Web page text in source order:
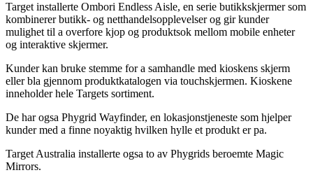
Target installerte Ombori Endless Aisle, en serie butikkskjermer som
kombinerer butikk- og netthandelsopplevelser og gir kunder
mulighet til a overfore kjop og produktsok mellom mobile enheter
og interaktive skjermer.
Kunder kan bruke stemme for a samhandle med kioskens skjerm
eller bla gjennom produktkatalogen via touchskjermen. Kioskene
inneholder hele Targets sortiment.
De har ogsa Phygrid Wayfinder, en lokasjonstjeneste som hjelper
kunder med a finne noyaktig hvilken hylle et produkt er pa.
Target Australia installerte ogsa to av Phygrids beroemte Magic
Mirrors.